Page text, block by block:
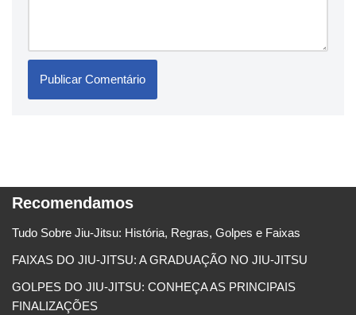
Recomendamos
Tudo Sobre Jiu-Jitsu: História, Regras, Golpes e Faixas
FAIXAS DO JIU-JITSU: A GRADUAÇÃO NO JIU-JITSU
GOLPES DO JIU-JITSU: CONHEÇA AS PRINCIPAIS
FINALIZAÇÕES